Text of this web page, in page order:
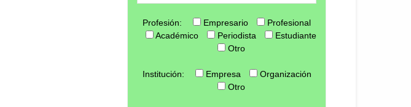
Profesión: Empresario
Profesional
Académico
Periodista
Estudiante
Otro
Institución: Empresa
Organización
Otro